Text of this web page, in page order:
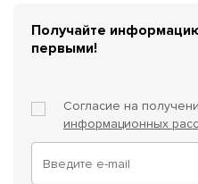
Получайте
первыми!
Согласие на
информационных